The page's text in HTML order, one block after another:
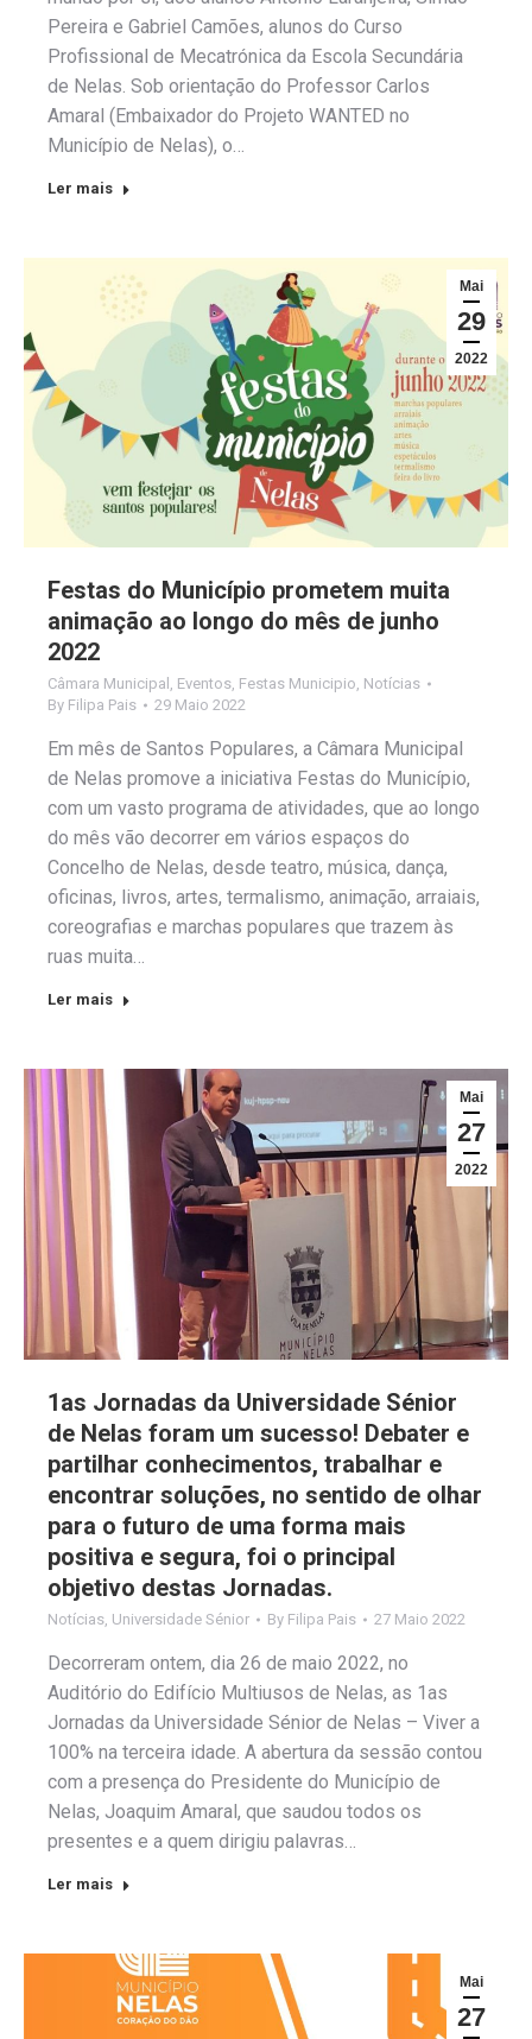
Pereira e Gabriel Camões, alunos do Curso
Profissional de Mecatrónica da Escola Secundária
de Nelas. Sob orientação do Professor Carlos
Amaral (Embaixador do Projeto WANTED no
Município de Nelas), o…
Ler mais
Mai
29
2022
Festas do Município prometem muita
animação ao longo do mês de junho
2022
Câmara Municipal , Eventos, Festas Municipio, Notícias
By Filipa Pais 29 Maio 2022
Em mês de Santos Populares, a Câmara Municipal
de Nelas promove a iniciativa Festas do Município,
com um vasto programa de atividades, que ao longo
do mês vão decorrer em vários espaços do
Concelho de Nelas, desde teatro, música, dança,
oficinas, livros, artes, termalismo, animação, arraiais,
coreografias e marchas populares que trazem às
ruas muita…
Ler mais
Mai
27
2022
1as Jornadas da Universidade Sénior
de Nelas foram um sucesso! Debater e
partilhar conhecimentos, trabalhar e
encontrar soluções, no sentido de olhar
para o futuro de uma forma mais
positiva e segura, foi o principal
objetivo destas Jornadas.
Notícias Universidade Sénior By Filipa Pais 27 Maio 2022
Decorreram ontem, dia 26 de maio 2022, no
Auditório do Edifício Multiusos de Nelas, as 1as
Jornadas da Universidade Sénior de Nelas – Viver a
100% na terceira idade. A abertura da sessão contou
com a presença do Presidente do Município de
Nelas, Joaquim Amaral, que saudou todos os
presentes e a quem dirigiu palavras…
Ler mais
Mai
27